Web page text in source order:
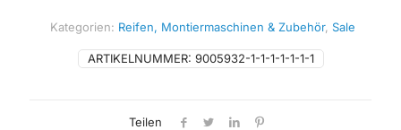
DAYS
EXTREME
ARTIKELNUMMER: 9005932-1-1-1-1-1-1-1
Kategorien: Reifen, Montiermaschinen & Zubehör, Sale
Teilen